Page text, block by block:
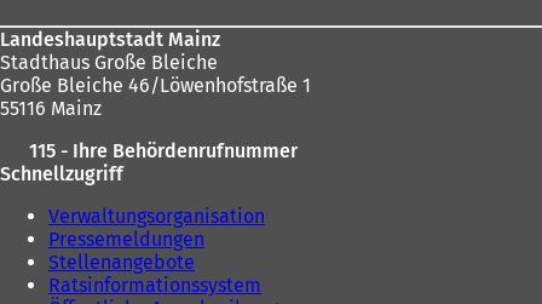
Landeshauptstadt Mainz
Stadthaus Große Bleiche
Große Bleiche 46/Löwenhofstraße 1
55116 Mainz
115 - Ihre Behördenrufnummer
Schnellzugriff
Verwaltungsorganisation
Pressemeldungen
Stellenangebote
Ratsinformationssystem